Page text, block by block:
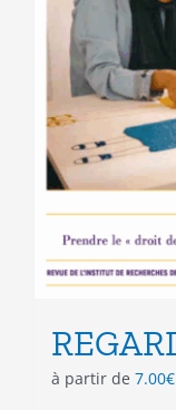
à partir de 7.00€